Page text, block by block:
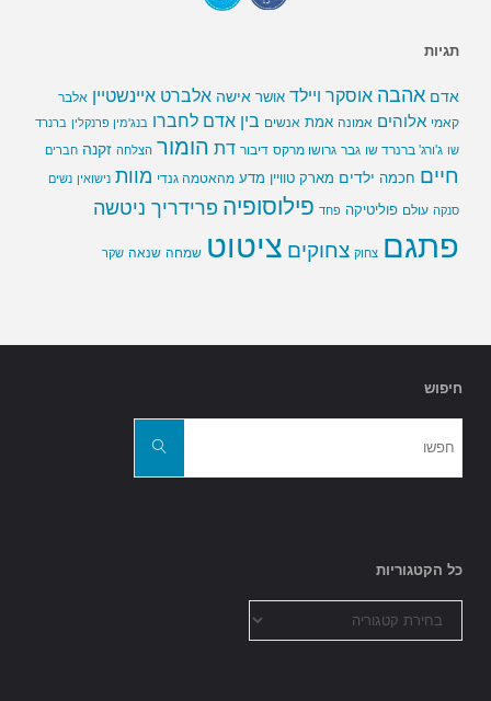
תגיות
אדם אהבה אוסקר ויילד אושר אישה אלברט איינשטיין אלבר
קאמי אלוהים אמונה אמת אנשים בין אדם לחברו בנג'מין פרנקלין ברנרד
שו ג'ורג' ברנרד שו גבר גרושו מרקס דיבור דת הומור הצלחה זקנה חברים
חיים חכמה ילדים מארק טוויין מדע מהאטמה גנדי מוות נישואין נשים
סנקה עולם פוליטיקה פחד פילוסופיה פרידריך ניטשה
פתגם צחוק צחוקים ציטוט שמחה שנאה שקר
חיפוש
חפשו
כל הקטגוריות
הקטגוריות